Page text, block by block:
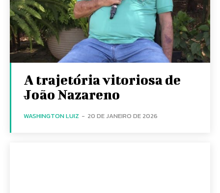
A trajetória vitoriosa de
João Nazareno
WASHINGTON LUIZ - 20 DE JANEIRO DE 2026